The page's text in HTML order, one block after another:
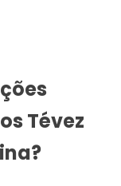
Tévez